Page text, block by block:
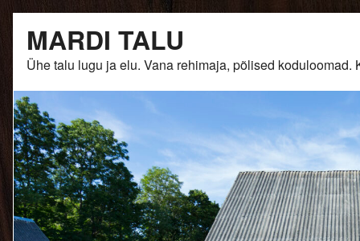
content
MARDI TALU
Ühe talu lugu ja elu. Vana rehimaja, põlised